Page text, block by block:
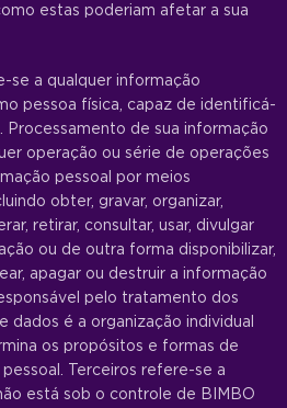
estas poderiam afetar a sua
se a qualquer informação
pessoa física, capaz de identificá-
Processamento de sua informação
operação ou série de operações
pessoal por meios
obter, gravar, organizar,
retirar, consultar, usar, divulgar
ou de outra forma disponibilizar,
apagar ou destruir a informação
pelo tratamento dos
dados é a organização individual
os propósitos e formas de
Terceiros refere-se a
está sob o controle de BIMBO